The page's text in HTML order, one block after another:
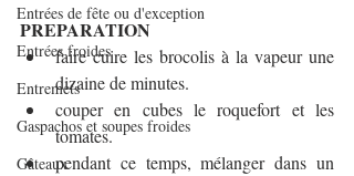
Entrées de fête ou d'exception
Entrées froides
Entremets
Gaspachos et soupes froides
Gâteaux
PREPARATION
faire cuire les brocolis à la vapeur une
dizaine de minutes.
couper en cubes le roquefort et les
tomates.
pendant ce temps, mélanger dans un